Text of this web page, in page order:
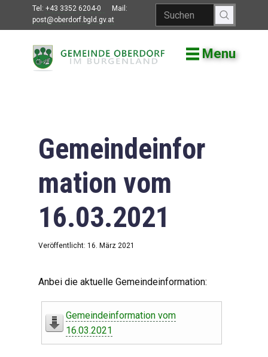
Tel: +43 3352 6204-0
Mail:
post@oberdorf.bgld.gv.at
Menu
Willkommen
Gemeindeamt
Gemeinderat
Bildung
Vereine
Leben in Oberdorf
Gemeindeinfor
mation vom
16.03.2021
Veröffentlicht: 16. März 2021
Anbei die aktuelle Gemeindeinformation:
Gemeindeinformation vom
16.03.2021